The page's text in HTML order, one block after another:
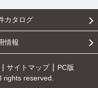
カタログ
情報
サイトマップ
PC版
reserved.